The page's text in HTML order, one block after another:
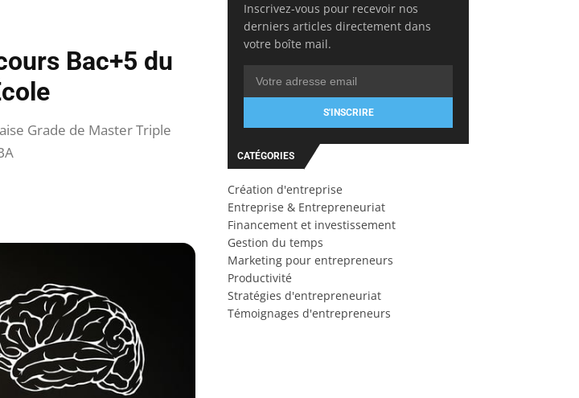
Bac+5 du
Grade de Master Triple
Inscrivez-vous pour recevoir nos
derniers articles directement dans
votre boîte mail.
S'INSCRIRE
CATÉGORIES
Création d'entreprise
Entreprise & Entrepreneuriat
Financement et investissement
Gestion du temps
Marketing pour entrepreneurs
Productivité
Stratégies d'entrepreneuriat
Témoignages d'entrepreneurs